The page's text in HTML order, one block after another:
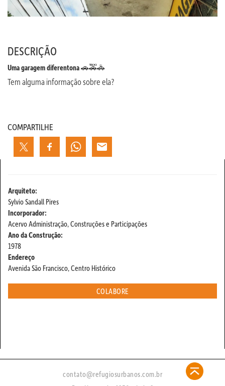
DESCRIÇÃO
Uma garagem diferentona🚗🚕🚓
Tem alguma informação sobre ela?
COMPARTILHE
Arquiteto:
Sylvio Sandall Pires
Incorporador:
Acervo Administração, Construções e Participações
Ano da Construção:
1978
Endereço
Avenida São Francisco, Centro Histórico
COLABORE
contato@refugiosurbanos.com.br